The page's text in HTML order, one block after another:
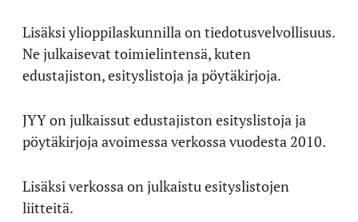
Lisäksi ylioppilaskunnilla on tiedotusvelvollisuus.
Ne julkaisevat toimielintensä, kuten
edustajiston, esityslistoja ja pöytäkirjoja.
JYY on julkaissut edustajiston esityslistoja ja
pöytäkirjoja avoimessa verkossa vuodesta 2010.
Lisäksi verkossa on julkaistu esityslistojen
liitteitä.